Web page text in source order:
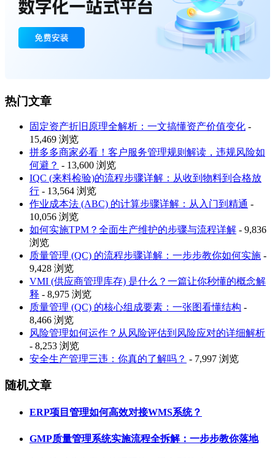
热门文章
固定资产折旧原理全解析：一文搞懂资产价值变化 -
15,469 浏览
拼多多商家必看！客户服务管理规则解读，违规风险如
何避？ - 13,600 浏览
IQC (来料检验)的流程步骤详解：从收到物料到合格放
行 - 13,564 浏览
作业成本法 (ABC) 的计算步骤详解：从入门到精通 -
10,056 浏览
如何实施TPM？全面生产维护的步骤与流程详解 - 9,836
浏览
质量管理 (QC) 的流程步骤详解：一步步教你如何实施 -
9,428 浏览
VMI (供应商管理库存) 是什么？一篇让你秒懂的概念解
释 - 8,975 浏览
质量管理 (QC) 的核心组成要素：一张图看懂结构 -
8,466 浏览
风险管理如何运作？从风险评估到风险应对的详细解析
- 8,253 浏览
安全生产管理三违：你真的了解吗？ - 7,997 浏览
随机文章
ERP项目管理如何高效对接WMS系统？
GMP质量管理系统实施流程全拆解：一步步教你落地